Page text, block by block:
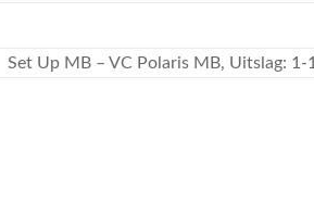
Set Up MB – VC Polaris MB, Uitslag: 1-1